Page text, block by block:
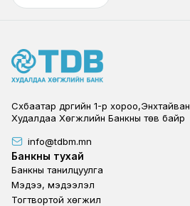
Сүхбаатар дүүргийн 1-р
Худалдаа Хөгжлийн Банкны төв байр
info@tdbm.mn
Footer
Банкны тухай
Банкны танилцуулга
Мэдээ, мэдээлэл
Тогтвортой хөгжил